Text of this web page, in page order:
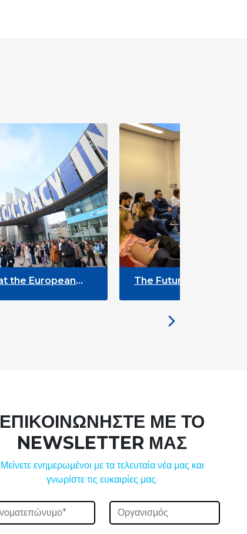
The Future of ENLYC: Insights from
ΕΠΙΚΟΙΝΩΝΗΣΤΕ ΜΕ ΤΟ
NEWSLETTER ΜΑΣ
Μείνετε ενημερωμένοι με τα τελευταία νέα μας και
γνωρίστε τις ευκαιρίες μας.